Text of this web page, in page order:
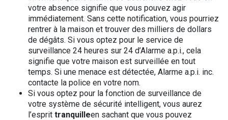
votre absence signifie que vous pouvez agir
immédiatement. Sans cette notification, vous pourriez
rentrer à la maison et trouver des milliers de dollars
de dégâts. Si vous optez pour le service de
surveillance 24 heures sur 24 d’Alarme a.p.i., cela
signifie que votre maison est surveillée en tout
temps. Si une menace est détectée, Alarme a.p.i. inc.
contacte la police en votre nom.
Si vous optez pour la fonction de surveillance de
votre système de sécurité intelligent, vous aurez
l’esprit tranquilleen sachant que vous pouvez